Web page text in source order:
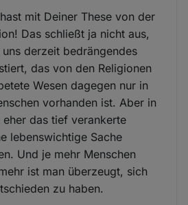
mit Deiner These von der
Das schließt ja nicht aus,
derzeit bedrängendes
das von den Religionen
Wesen dagegen nur in
vorhanden ist. Aber in
das tief verankerte
lebenswichtige Sache
Und je mehr Menschen
ist man überzeugt, sich
zu haben.